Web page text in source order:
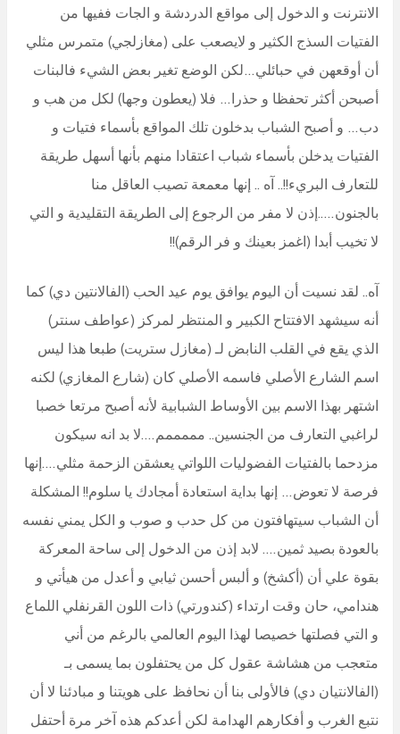
الانترنت و الدخول إلى مواقع الدردشة و الجات ففيها من
الفتيات السذج الكثير و لايصعب على (مغازلجي) متمرس مثلي
أن أوقعهن في حبائلي…لكن الوضع تغير بعض الشيء فالبنات
أصبحن أكثر تحفظا و حذرا… فلا (يعطون وجها) لكل من هب و
دب… و أصبح الشباب بدخلون تلك المواقع بأسماء فتيات و
الفتيات يدخلن بأسماء شباب اعتقادا منهم بأنها أسهل طريقة
للتعارف البريء!!.. آه .. إنها معمعة تصيب العاقل منا
بالجنون…..إذن لا مفر من الرجوع إلى الطريقة التقليدية و التي
لا تخيب أبدا (اغمز بعينك و فر الرقم)!!
آه.. لقد نسيت أن اليوم يوافق يوم عيد الحب (الفالانتين دي) كما
أنه سيشهد الافتتاح الكبير و المنتظر لمركز (عواطف سنتر)
الذي يقع في القلب النابض لـ (مغازل ستريت) طبعا هذا ليس
اسم الشارع الأصلي فاسمه الأصلي كان (شارع المغازي) لكنه
اشتهر بهذا الاسم بين الأوساط الشبابية لأنه أصبح مرتعا خصبا
لراغبي التعارف من الجنسين.. مممممم….لا بد انه سيكون
مزدحما بالفتيات الفضوليات اللواتي يعشقن الزحمة مثلي….إنها
فرصة لا تعوض… إنها بداية استعادة أمجادك يا سلوم!! المشكلة
أن الشباب سيتهافتون من كل حدب و صوب و الكل يمني نفسه
بالعودة بصيد ثمين…. لابد إذن من الدخول إلى ساحة المعركة
بقوة علي أن (أكشخ) و ألبس أحسن ثيابي و أعدل من هيأتي و
هندامي، حان وقت ارتداء (كندورتي) ذات اللون القرنفلي اللماع
و التي فصلتها خصيصا لهذا اليوم العالمي بالرغم من أني
متعجب من هشاشة عقول كل من يحتفلون بما يسمى بـ
(الفالانتيان دي) فالأولى بنا أن نحافظ على هويتنا و مبادئنا لا أن
نتبع الغرب و أفكارهم الهدامة لكن أعدكم هذه آخر مرة أحتفل